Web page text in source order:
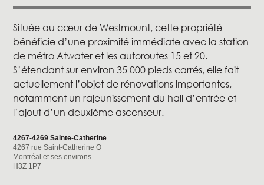
à
nos
Située au cœur de Westmount, cette propriété
bénéficie d’une proximité immédiate avec la station
de métro Atwater et les autoroutes 15 et 20.
S’étendant sur environ 35 000 pieds carrés, elle fait
actuellement l’objet de rénovations importantes,
notamment un rajeunissement du hall d’entrée et
l’ajout d’un deuxième ascenseur.
4267-4269 Sainte-Catherine
4267 rue Saint-Catherine O
Montréal et ses environs
H3Z 1P7